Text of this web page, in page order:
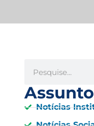
Notícias